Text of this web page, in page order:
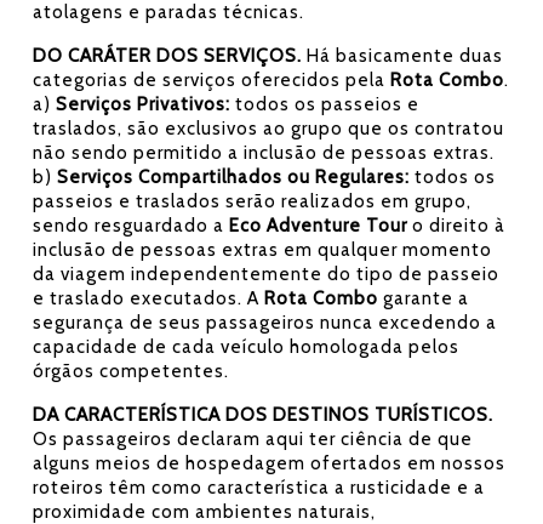
atolagens e paradas técnicas.
DO CARÁTER DOS SERVIÇOS. Há basicamente duas
categorias de serviços oferecidos pela Rota Combo.
a) Serviços Privativos: todos os passeios e
traslados, são exclusivos ao grupo que os contratou
não sendo permitido a inclusão de pessoas extras.
b) Serviços Compartilhados ou Regulares: todos os
passeios e traslados serão realizados em grupo,
sendo resguardado a Eco Adventure Tour o direito à
inclusão de pessoas extras em qualquer momento
da viagem independentemente do tipo de passeio
e traslado executados. A Rota Combo garante a
segurança de seus passageiros nunca excedendo a
capacidade de cada veículo homologada pelos
órgãos competentes.
DA CARACTERÍSTICA DOS DESTINOS TURÍSTICOS.
Os passageiros declaram aqui ter ciência de que
alguns meios de hospedagem ofertados em nossos
roteiros têm como característica a rusticidade e a
proximidade com ambientes naturais,